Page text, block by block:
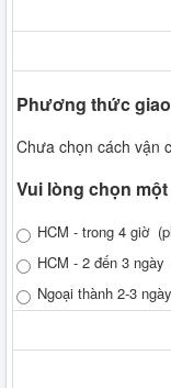
Phương thức
Chưa chọn cách vận
Vui lòng chọn
HCM - trong 4 giờ
HCM - 2 đến 3 ngày
Ngoại thành 2-3 ngày